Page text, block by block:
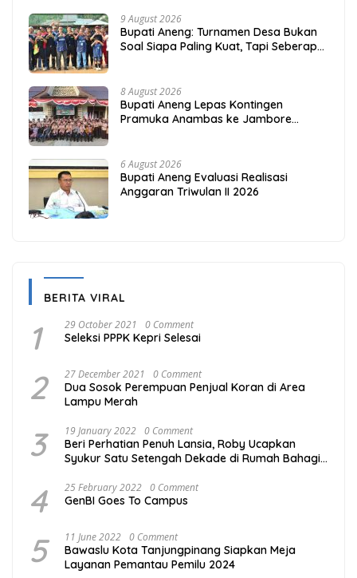
9 August 2026
Bupati Aneng: Turnamen Desa Bukan
Soal Siapa Paling Kuat, Tapi Seberapa
8 August 2026
Bupati Aneng Lepas Kontingen
Pramuka Anambas ke Jambore
6 August 2026
Bupati Aneng Evaluasi Realisasi
Anggaran Triwulan II 2026
BERITA VIRAL
1 29 October 2021 0 Comment
Seleksi PPPK Kepri Selesai
2 27 December 2021 0 Comment
Dua Sosok Perempuan Penjual Koran di Area
Lampu Merah
3 19 January 2022 0 Comment
Beri Perhatian Penuh Lansia, Roby Ucapkan
Syukur Satu Setengah Dekade di Rumah Bahagia
4 25 February 2022 0 Comment
GenBI Goes To Campus
5 11 June 2022 0 Comment
Bawaslu Kota Tanjungpinang Siapkan Meja
Layanan Pemantau Pemilu 2024